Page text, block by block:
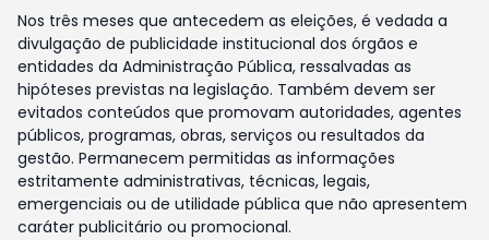
Nos três meses que antecedem as eleições, é vedada a
divulgação de publicidade institucional dos órgãos e
entidades da Administração Pública, ressalvadas as
hipóteses previstas na legislação. Também devem ser
evitados conteúdos que promovam autoridades, agentes
públicos, programas, obras, serviços ou resultados da
gestão. Permanecem permitidas as informações
estritamente administrativas, técnicas, legais,
emergenciais ou de utilidade pública que não apresentem
caráter publicitário ou promocional.